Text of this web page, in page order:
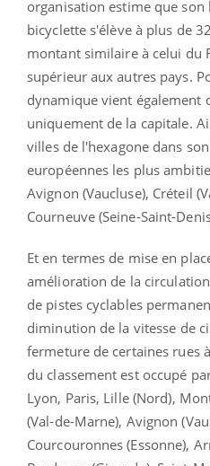
organisation estime que son
bicyclette s'élève à plus de
montant similaire à celui du
supérieur aux autres pays.
dynamique vient également
uniquement de la capitale.
villes de l'hexagone dans
européennes les plus
Avignon (Vaucluse), Créteil
Courneuve (Seine-Saint-
Et en termes de mise en
amélioration de la
de pistes cyclables
diminution de la vitesse de
fermeture de certaines rues
du classement est occupé
Lyon, Paris, Lille (Nord),
(Val-de-Marne), Avignon
Courcouronnes (Essonne),